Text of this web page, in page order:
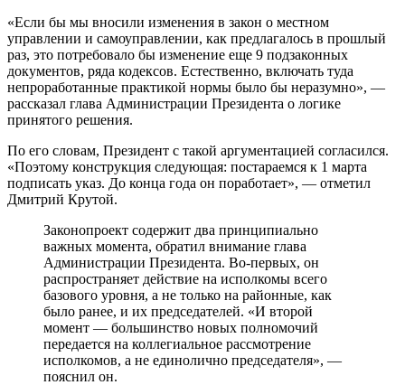
«Если бы мы вносили изменения в закон о местном
управлении и самоуправлении, как предлагалось в прошлый
раз, это потребовало бы изменение еще 9 подзаконных
документов, ряда кодексов. Естественно, включать туда
непроработанные практикой нормы было бы неразумно», —
рассказал глава Администрации Президента о логике
принятого решения.
По его словам, Президент с такой аргументацией согласился.
«Поэтому конструкция следующая: постараемся к 1 марта
подписать указ. До конца года он поработает», — отметил
Дмитрий Крутой.
Законопроект содержит два принципиально
важных момента, обратил внимание глава
Администрации Президента. Во-первых, он
распространяет действие на исполкомы всего
базового уровня, а не только на районные, как
было ранее, и их председателей. «И второй
момент — большинство новых полномочий
передается на коллегиальное рассмотрение
исполкомов, а не единолично председателя», —
пояснил он.